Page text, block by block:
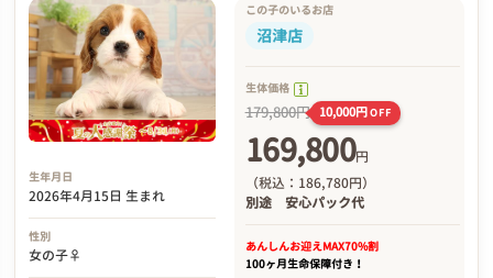
生年月日
2026年4月15日 生まれ
性別
女の子♀
この子のいるお店
沼津店
生体価格
179,800円 10,000円OFF
169,800円
（税込：186,780円）
別途 安心パック代
あんしんお迎えMAX70%割
100ヶ月生命保障付き！